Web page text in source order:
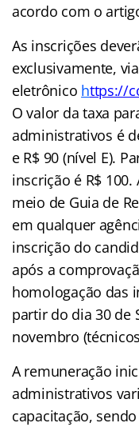
acordo com o
As inscrições
exclusivamente,
eletrônico https://
O valor da taxa
administrativos é
e R$ 90 (nível E).
inscrição é R$
meio de Guia de
em qualquer
inscrição do
após a
homologação das
partir do dia 30 de
novembro
A remuneração
administrativos
capacitação,